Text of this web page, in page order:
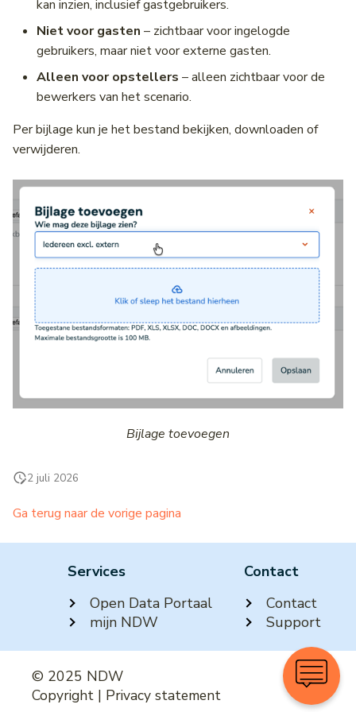
Wegwerkzaamheden &
Evenementen
VILD
Voertuigrestricties
Vrachtwagenheffing
Fiets CSV
DVM-Exchange
Bereikbaarheidskaart API
Historische laadpunten
Profiel Truckparking
Installeren als app
Veelgestelde vragen
Contact
Incidenten
Intensiteiten en snelheden
Individuele voertuig passages
(IVP)
Laadpaal Infrastructuur Data
(LINDA)
Verkeersmanagement
Verkeersregelinstallaties
(VRI) intensiteiten
Fiets
Pagina's
Wegencategorisering
Schoolzones
Hoogtebeperkingen
Lengtebeperkingen
Wegversmallingen
Aslastbeperkingen
Lastbeperkingen
Bomen in de berm
Geleiderails
Oversteekplaatsen
Gebruikersbeheer
Diego
DATEX II
Priotalker
kan inzien, inclusief gastgebruikers.
Niet voor gasten – zichtbaar voor ingelogde
gebruikers, maar niet voor externe gasten.
Alleen voor opstellers – alleen zichtbaar voor de
bewerkers van het scenario.
Per bijlage kun je het bestand bekijken, downloaden of
verwijderen.
Bijlage toevoegen
2 juli 2026
Ga terug naar de vorige pagina
Services
Open Data Portaal
mijn NDW
Contact
Contact
Support
© 2025 NDW
Copyright | Privacy statement